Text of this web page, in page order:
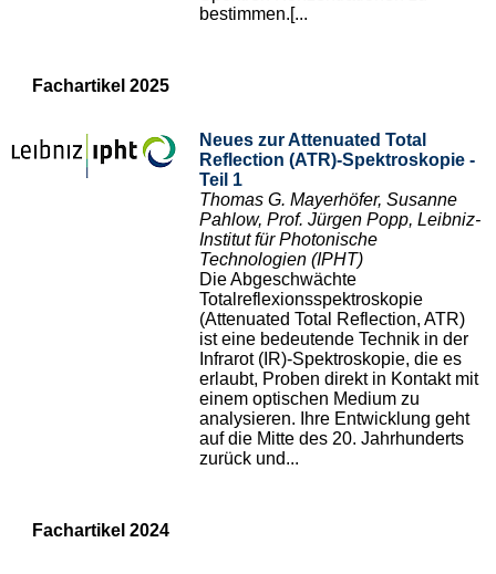
bestimmen.[...
Fachartikel 2025
Neues zur Attenuated Total
Reflection (ATR)-Spektroskopie -
Teil 1
Thomas G. Mayerhöfer, Susanne
Pahlow, Prof. Jürgen Popp, Leibniz-
Institut für Photonische
Technologien (IPHT)
Die Abgeschwächte
Totalreflexionsspektroskopie
(Attenuated Total Reflection, ATR)
ist eine bedeutende Technik in der
Infrarot (IR)-Spektroskopie, die es
erlaubt, Proben direkt in Kontakt mit
einem optischen Medium zu
analysieren. Ihre Entwicklung geht
auf die Mitte des 20. Jahrhunderts
zurück und...
Fachartikel 2024